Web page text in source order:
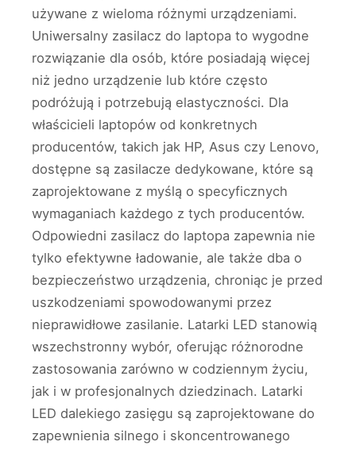
używane z wieloma różnymi urządzeniami.
Uniwersalny zasilacz do laptopa to wygodne
rozwiązanie dla osób, które posiadają więcej
niż jedno urządzenie lub które często
podróżują i potrzebują elastyczności. Dla
właścicieli laptopów od konkretnych
producentów, takich jak HP, Asus czy Lenovo,
dostępne są zasilacze dedykowane, które są
zaprojektowane z myślą o specyficznych
wymaganiach każdego z tych producentów.
Odpowiedni zasilacz do laptopa zapewnia nie
tylko efektywne ładowanie, ale także dba o
bezpieczeństwo urządzenia, chroniąc je przed
uszkodzeniami spowodowanymi przez
nieprawidłowe zasilanie. Latarki LED stanowią
wszechstronny wybór, oferując różnorodne
zastosowania zarówno w codziennym życiu,
jak i w profesjonalnych dziedzinach. Latarki
LED dalekiego zasięgu są zaprojektowane do
zapewnienia silnego i skoncentrowanego